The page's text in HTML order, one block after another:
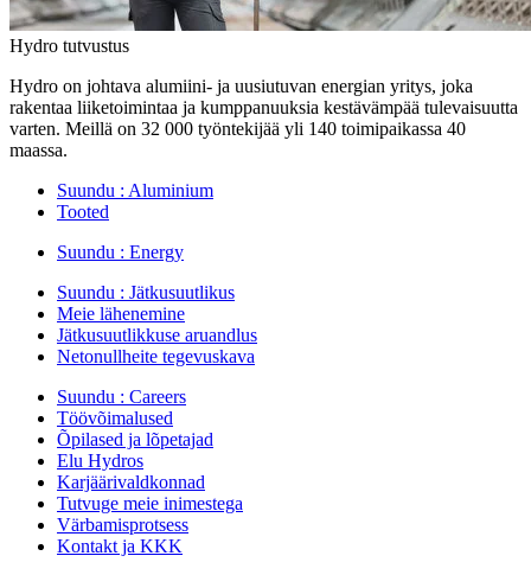
Hydro tutvustus
Hydro on johtava alumiini- ja uusiutuvan energian yritys, joka
rakentaa liiketoimintaa ja kumppanuuksia kestävämpää tulevaisuutta
varten. Meillä on 32 000 työntekijää yli 140 toimipaikassa 40
maassa.
Suundu : Aluminium
Tooted
Suundu : Energy
Suundu : Jätkusuutlikus
Meie lähenemine
Jätkusuutlikkuse aruandlus
Netonullheite tegevuskava
Suundu : Careers
Töövõimalused
Õpilased ja lõpetajad
Elu Hydros
Karjäärivaldkonnad
Tutvuge meie inimestega
Värbamisprotsess
Kontakt ja KKK